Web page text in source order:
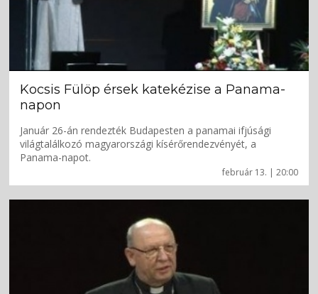
február 13. | 20:00
Kocsis Fülöp érsek katekézise a Panama-
napon
Január 26-án rendezték Budapesten a panamai ifjúsági
világtalálkozó magyarországi kísérőrendezvényét, a
Panama-napot.